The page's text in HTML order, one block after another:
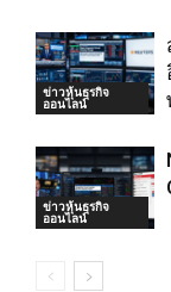
ข่าวหุ้นธุรกิจ
ออนไลน์
ข่าวหุ้นธุรกิจ
ออนไลน์